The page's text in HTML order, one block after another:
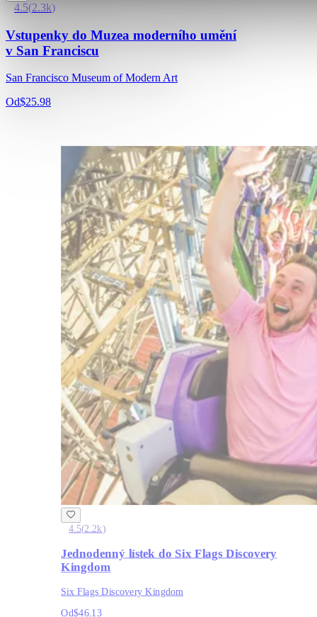
4.5(2.3k)
Vstupenky do Muzea moderního umění
v San Franciscu
San Francisco Museum of Modern Art
Od$25.98
4.5(2.2k)
Jednodenný lístek do Six Flags Discovery
Kingdom
Six Flags Discovery Kingdom
Od$46.13